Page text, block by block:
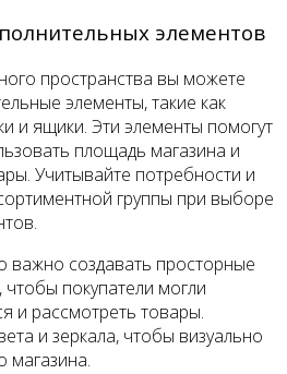
элементов
пространства вы можете
элементы, такие как
и ящики. Эти элементы помогут
площадь магазина и
Учитывайте потребности и
группы при выборе
важно создавать просторные
покупатели могли
и рассмотреть товары.
и зеркала, чтобы визуально
магазина.